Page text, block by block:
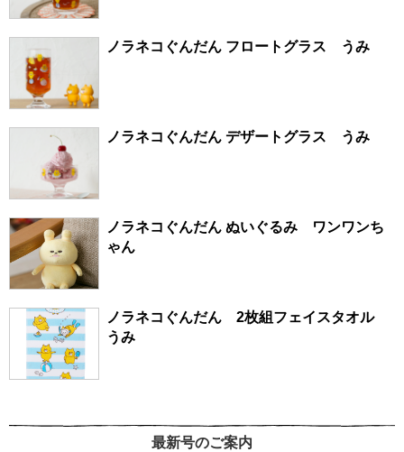
ノラネコぐんだん フロートグラス うみ
ノラネコぐんだん デザートグラス うみ
ノラネコぐんだん ぬいぐるみ ワンワンち
ゃん
ノラネコぐんだん 2枚組フェイスタオル
うみ
最新号のご案内